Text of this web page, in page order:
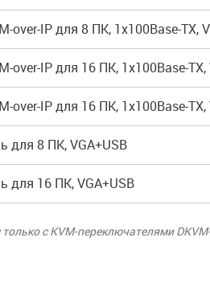
over-IP для 8 ПК, 1х100Base-TX,
over-IP для 16 ПК, 1х100Base-TX,
over-IP для 16 ПК, 1х100Base-
для 8 ПК, VGA+USB
для 16 ПК, VGA+USB
с KVM-переключателями